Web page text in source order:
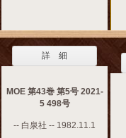
詳 細
MOE 第43巻 第5号 2021-
5 498号
-- 白泉社 -- 1982.11.1